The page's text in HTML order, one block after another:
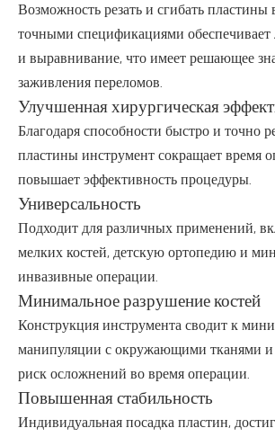
Возможность резать и сгибать пластины
точными спецификациями
и выравнивание, что имеет решающее
заживления переломов.
Улучшенная хирургическая
Благодаря способности быстро и точно
пластины инструмент сокращает время
повышает эффективность процедуры.
Универсальность
Подходит для различных применений,
мелких костей, детскую ортопедию и
инвазивные операции.
Минимальное разрушение костей
Конструкция инструмента сводит к
манипуляции с окружающими тканями и
риск осложнений во время операции.
Повышенная стабильность
Индивидуальная посадка пластин,